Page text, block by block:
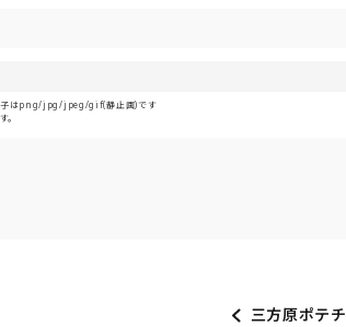
子はpng/jpg/jpeg/gif(静止画)です
。
三方原ポテチ